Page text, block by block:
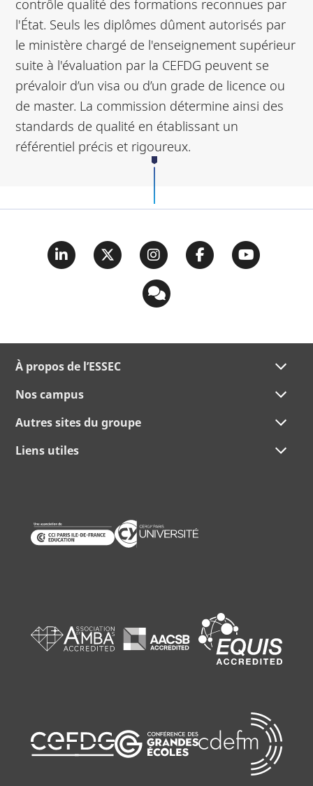
contrôle qualité des formations reconnues par
l'État. Seuls les diplômes dûment autorisés par
le ministère chargé de l'enseignement supérieur
suite à l'évaluation par la CEFDG peuvent se
prévaloir d’un visa ou d’un grade de licence ou
de master. La commission détermine ainsi des
standards de qualité en établissant un
référentiel précis et rigoureux.
À propos de l’ESSEC
Nos campus
Autres sites du groupe
Liens utiles